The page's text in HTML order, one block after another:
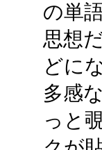
の単
思想
どに
多感
っと